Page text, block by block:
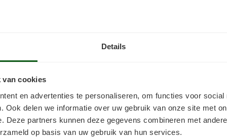
Details
van cookies
en advertenties te personaliseren, om functies voor social
Ook delen we informatie over uw gebruik van onze site met
Deze partners kunnen deze gegevens combineren met
op basis van uw gebruik van hun services.
RED
TRAP LAKKEN
ZWARTE BEITS